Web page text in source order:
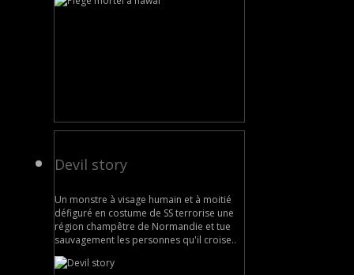
Devil story
Un monstre à visage humain et à moitié
défiguré en costume de SS terrorise une
région champêtre de Normandie et tue
sauvagement les personnes qu'il croise..